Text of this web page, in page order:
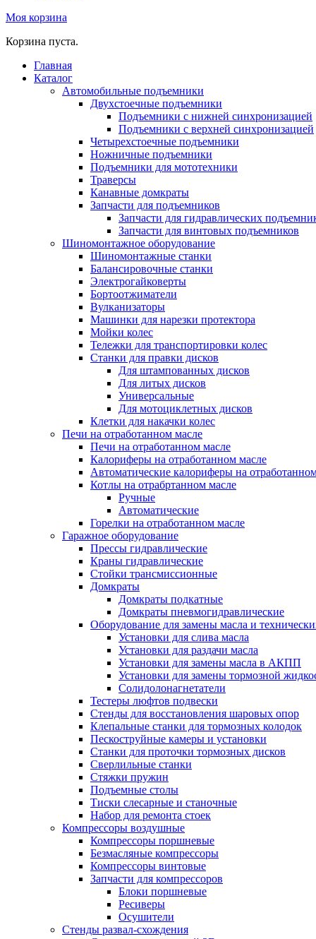
Моя корзина
Корзина пуста.
Главная
Каталог
Автомобильные подъемники
Двухстоечные подъемники
Подъемники с нижней синхронизацией
Подъемники с верхней синхронизацией
Четырехстоечные подъемники
Ножничные подъемники
Подъемники для мототехники
Траверсы
Канавные домкраты
Запчасти для подъемников
Запчасти для гидравлических
Запчасти для винтовых подъемников
Шиномонтажное оборудование
Шиномонтажные станки
Балансировочные станки
Электрогайковерты
Бортоотжиматели
Вулканизаторы
Машинки для нарезки протектора
Мойки колес
Тележки для транспортировки колес
Станки для правки дисков
Для штампованных дисков
Для литых дисков
Универсальные
Для мотоциклетных дисков
Клетки для накачки колес
Печи на отработанном масле
Печи на отработанном масле
Калориферы на отработанном масле
Автоматические калориферы на
Котлы на отрабртанном масле
Ручные
Автоматические
Горелки на отработанном масле
Гаражное оборудование
Прессы гидравлические
Краны гидравлические
Стойки трансмиссионные
Домкраты
Домкраты подкатные
Домкраты пневмогидравлические
Оборудование для замены масла и
Установки для слива масла
Установки для раздачи масла
Установки для замены масла в АКПП
Установки для замены тормозной
Солидолонагнетатели
Тестеры люфтов подвески
Стенды для восстановления шаровых опор
Клепальные станки для тормозных колодок
Пескоструйные камеры и установки
Станки для проточки тормозных дисков
Сверлильные станки
Стяжки пружин
Подъемные столы
Тиски слесарные и станочные
Набор для ремонта стоек
Компрессоры воздушные
Компрессоры поршневые
Безмасляные компрессоры
Компрессоры винтовые
Запчасти для компрессоров
Блоки поршневые
Ресиверы
Осушители
Стенды развал-схождения